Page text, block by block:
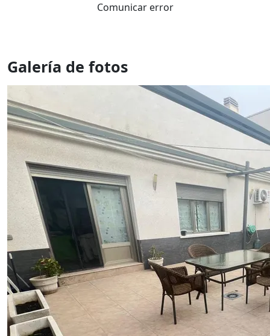
Comunicar error
Galería de fotos